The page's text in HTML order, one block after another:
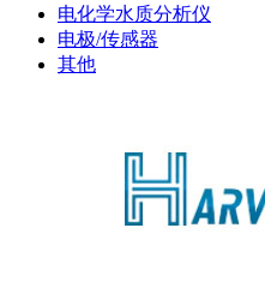
电化学水质分析仪
电极/传感器
其他